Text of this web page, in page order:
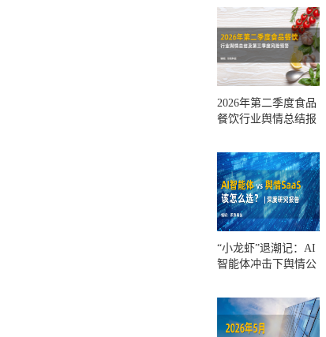
2026年第二季度食品
餐饮行业舆情总结报
测
“小龙虾”退潮记：AI
智能体冲击下舆情公